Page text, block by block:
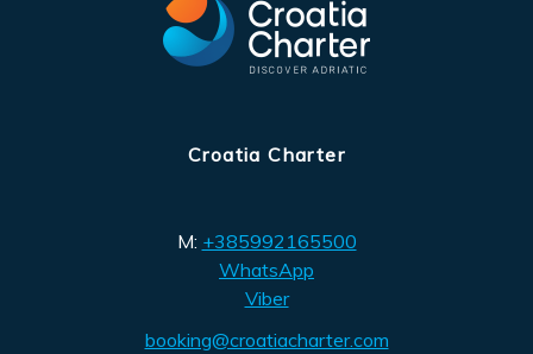
Croatia Charter
M: +385992165500
WhatsApp
Viber
booking@croatiacharter.com